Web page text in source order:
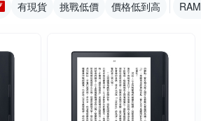
有現貨 挑戰低價 價格低到高 RAM